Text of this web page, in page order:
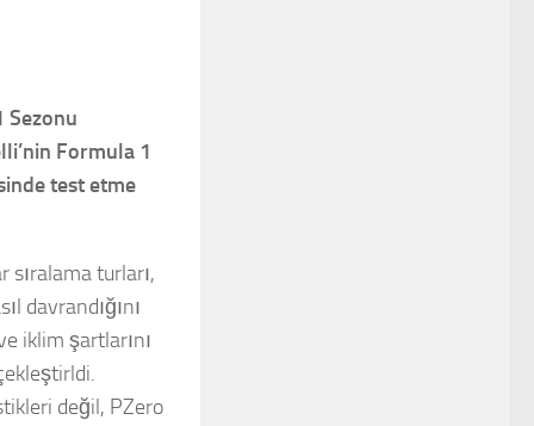
Sezonu
Formula 1
test etme
turları,
davrandığını
iklim şartlarını
değil, PZero